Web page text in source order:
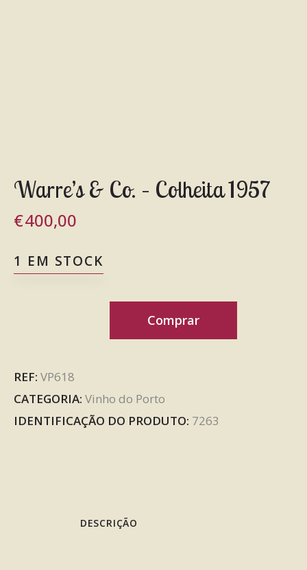
Warre’s & Co. – Colheita 1957
€400,00
1 EM STOCK
Comprar
REF: VP618
CATEGORIA: Vinho do Porto
IDENTIFICAÇÃO DO PRODUTO: 7263
DESCRIÇÃO